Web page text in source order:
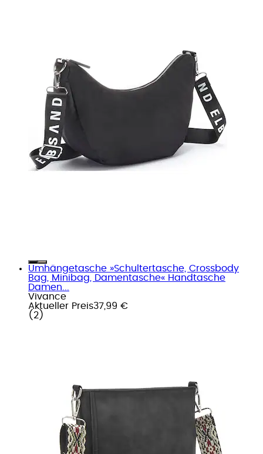
Umhängetasche »Schultertasche, Crossbody
Bag, Minibag, Damentasche« Handtasche
Damen...
Vivance
Aktueller Preis37,99 €
( 2 )